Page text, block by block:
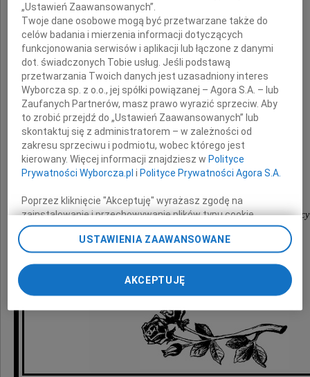
Marcinowi Wiśniewskiemu
wyrazy serdecznego współczucia
z powodu śmierci Mamy
Wandy Wiśniewskiej
składają
koleżanki i koledzy
z Ośrodka Szkolenia Państwowej Inspekcji Pracy
we Wrocławiu
„Ustawień Zaawansowanych”.
Twoje dane osobowe mogą być przetwarzane także do
celów badania i mierzenia informacji dotyczących
funkcjonowania serwisów i aplikacji lub łączone z danymi
dot. świadczonych Tobie usług. Jeśli podstawą
przetwarzania Twoich danych jest uzasadniony interes
Wyborcza sp. z o.o., jej spółki powiązanej – Agora S.A. – lub
Zaufanych Partnerów, masz prawo wyrazić sprzeciw. Aby
to zrobić przejdź do „Ustawień Zaawansowanych” lub
skontaktuj się z administratorem – w zależności od
zakresu sprzeciwu i podmiotu, wobec którego jest
kierowany. Więcej informacji znajdziesz wPolityce
Prywatności Wyborcza.pl iPolityce Prywatności Agora S.A.
Poprzez kliknięcie "Akceptuję" wyrażasz zgodę na
zainstalowanie i przechowywanie plików typu cookie
Wyborczej sp. z o. o. jej Zaufanych Partnerów i Agora S.A.
na Twoim urządzeniu końcowym. Możesz też w każdej
chwili zmienić swoje preferencje dot. plików cookie,
ponownie wywołując narzędzie do zarządzania Twoimi
preferencjami dot. przetwarzania danych poprzez
odnośnik „Ustawienia prywatności” w stopce serwisu i
przechodząc do sekcji „Ustawienia zaawansowane”.
Zmiana ustawień plików cookie możliwa jest także za
pomocą ustawień przeglądarki.
My, nasi Zaufani Partnerzy i Agora S.A. możemy
USTAWIENIA ZAAWANSOWANE
AKCEPTUJĘ